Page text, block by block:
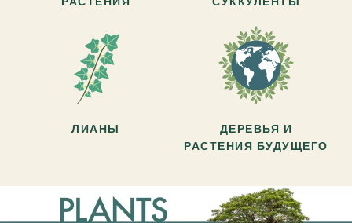
ЛИАНЫ
ДЕРЕВЬЯ И
РАСТЕНИЯ БУДУЩЕГО